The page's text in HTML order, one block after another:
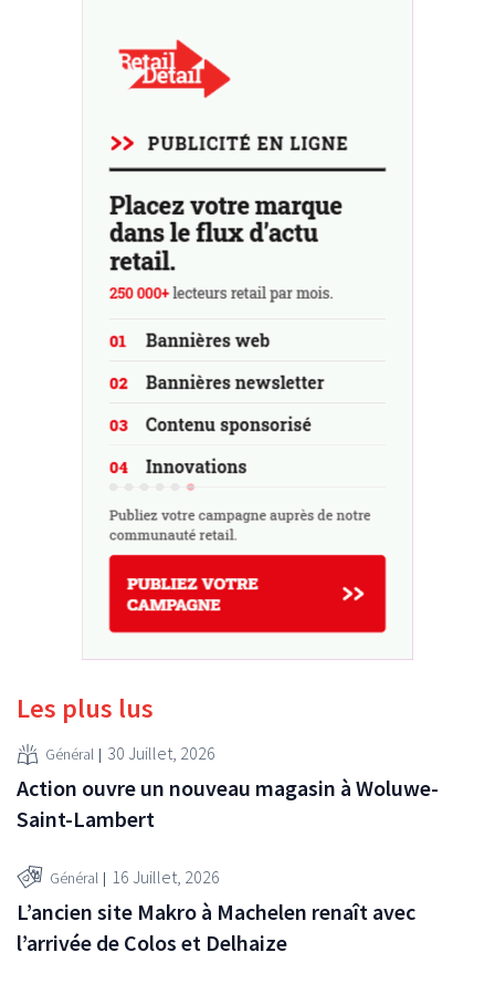
Les plus lus
Général 30 Juillet, 2026
Action ouvre un nouveau magasin à Woluwe-
Saint-Lambert
Général 16 Juillet, 2026
L’ancien site Makro à Machelen renaît avec
l’arrivée de Colos et Delhaize